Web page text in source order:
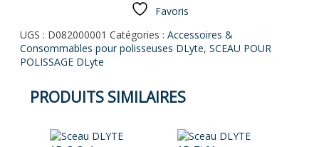
Favoris
UGS : D082000001 Catégories : Accessoires &
Consommables pour polisseuses DLyte, SCEAU POUR
POLISSAGE DLyte
PRODUITS SIMILAIRES